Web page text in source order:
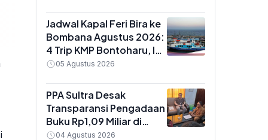
hingga Kendaraan
Golongan IX
Jadwal Kapal Feri Bira ke
Bombana Agustus 2026:
4 Trip KMP Bontoharu, Ini
Rincian Harga Tiket
Golongan IX
05 Agustus 2026
PPA Sultra Desak
Transparansi Pengadaan
Buku Rp1,09 Miliar di
Konawe, Plt Kadis Dikbud
04 Agustus 2026